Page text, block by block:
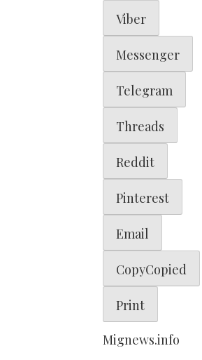
Viber
Messenger
Telegram
Threads
Reddit
Pinterest
Email
CopyCopied
Print
Mignews.info